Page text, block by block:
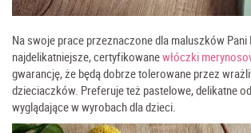
Na swoje prace przeznaczone dla maluszków Pani
najdelikatniejsze, certyfikowanewłóczki
gwarancję, że będą dobrze tolerowane przez
dzieciaczków. Preferuje też pastelowe, delikatne
wyglądające w wyrobach dla dzieci.